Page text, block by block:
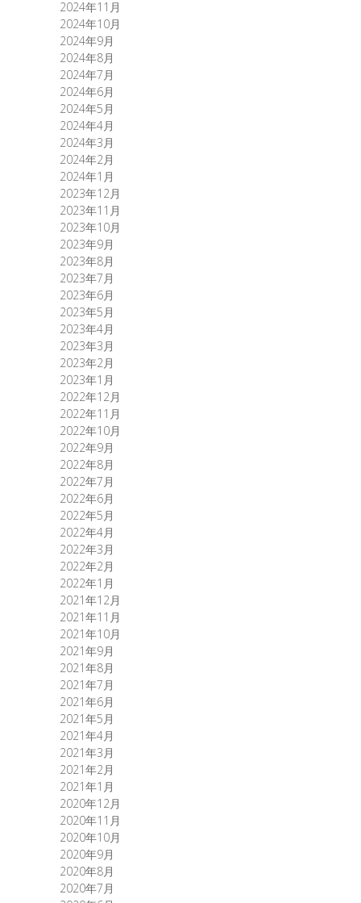
2024年11月
2024年10月
2024年9月
2024年8月
2024年7月
2024年6月
2024年5月
2024年4月
2024年3月
2024年2月
2024年1月
2023年12月
2023年11月
2023年10月
2023年9月
2023年8月
2023年7月
2023年6月
2023年5月
2023年4月
2023年3月
2023年2月
2023年1月
2022年12月
2022年11月
2022年10月
2022年9月
2022年8月
2022年7月
2022年6月
2022年5月
2022年4月
2022年3月
2022年2月
2022年1月
2021年12月
2021年11月
2021年10月
2021年9月
2021年8月
2021年7月
2021年6月
2021年5月
2021年4月
2021年3月
2021年2月
2021年1月
2020年12月
2020年11月
2020年10月
2020年9月
2020年8月
2020年7月